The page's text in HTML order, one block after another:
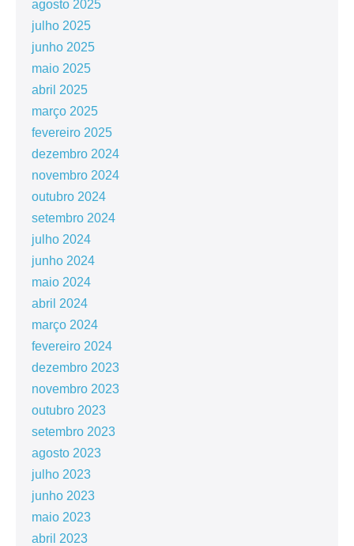
agosto 2025
julho 2025
junho 2025
maio 2025
abril 2025
março 2025
fevereiro 2025
dezembro 2024
novembro 2024
outubro 2024
setembro 2024
julho 2024
junho 2024
maio 2024
abril 2024
março 2024
fevereiro 2024
dezembro 2023
novembro 2023
outubro 2023
setembro 2023
agosto 2023
julho 2023
junho 2023
maio 2023
abril 2023